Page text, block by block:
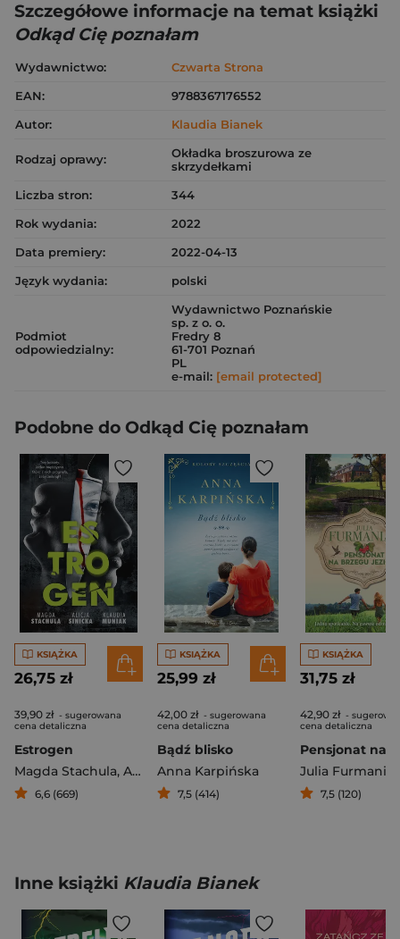
Szczegółowe informacje na temat książki
Odkąd Cię poznałam
Wydawnictwo:
Czwarta Strona
EAN:
9788367176552
Autor:
Klaudia Bianek
Rodzaj oprawy:
Okładka broszurowa ze
skrzydełkami
Liczba stron:
344
Rok wydania:
2022
Data premiery:
2022-04-13
Język wydania:
polski
Podmiot
odpowiedzialny:
Wydawnictwo Poznańskie
sp. z o. o.
Fredry 8
61-701 Poznań
PL
e-mail: [email protected]
Podobne do Odkąd Cię poznałam
KSIĄŻKA
26,75 zł
39,90 zł - sugerowana
cena detaliczna
Estrogen
Magda Stachula, Alicja Sinicka ,Klaudia Muniak
6,6 (669)
KSIĄŻKA
25,99 zł
42,00 zł - sugerowana
cena detaliczna
Bądź blisko
Anna Karpińska
7,5 (414)
KSIĄŻKA
31,75 zł
42,90 zł -
cena detaliczna
Julia
7,5 (120)
Inne książki Klaudia Bianek